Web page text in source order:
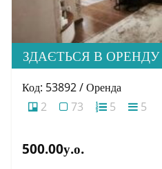
Код: 53892 / Оренда
2
73 5 5
500.00у.о.